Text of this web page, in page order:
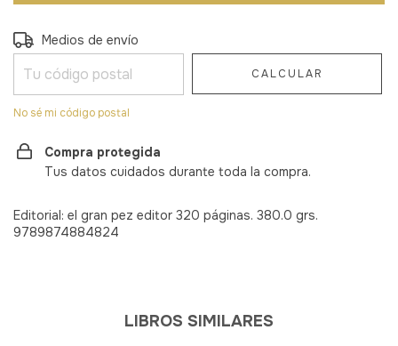
Entregas para el CP:
Medios de envío
CALCULAR
No sé mi código postal
Compra protegida
Tus datos cuidados durante toda la compra.
Editorial: el gran pez editor 320 páginas. 380.0 grs.
9789874884824
LIBROS SIMILARES